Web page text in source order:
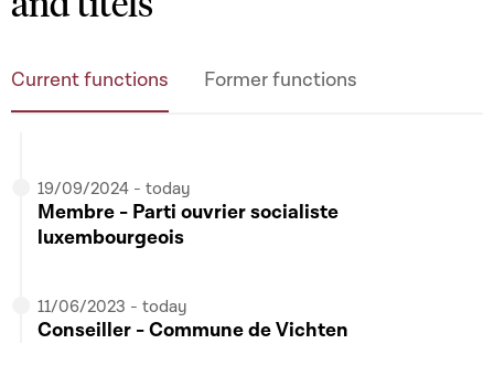
Membre -Commission de la Défense
Current functions Former functions
19/09/2024 - today
Membre - Parti ouvrier socialiste
luxembourgeois
11/06/2023 - today
Conseiller - Commune de Vichten